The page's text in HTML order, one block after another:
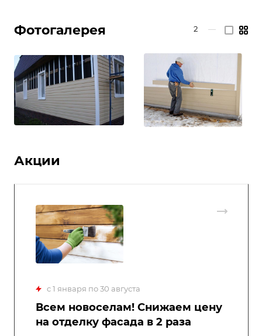
Фотогалерея 2 —
Акции
c 1 января по 30 августа
Всем новоселам! Снижаем цену
на отделку фасада в 2 раза